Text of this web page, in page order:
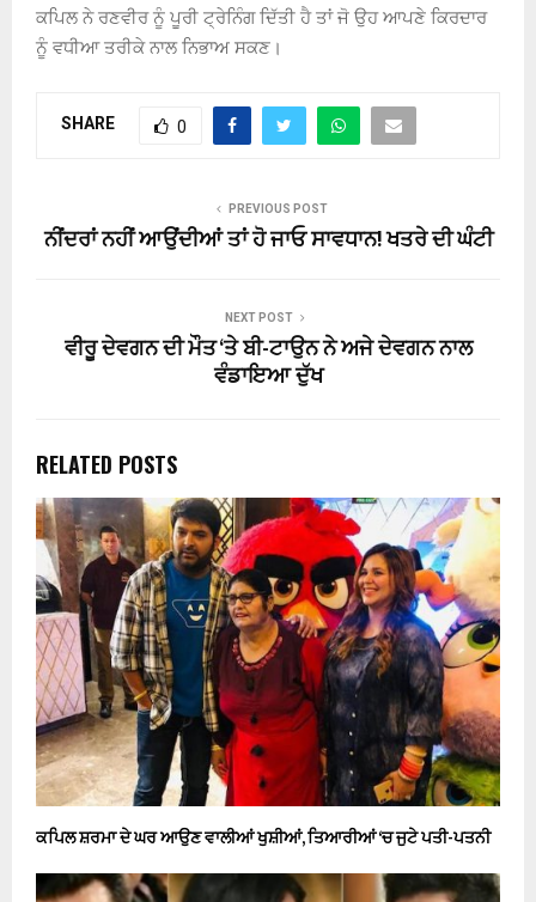
ਕਪਿਲ ਨੇ ਰਣਵੀਰ ਨੂੰ ਪੂਰੀ ਟ੍ਰੇਨਿੰਗ ਦਿੱਤੀ ਹੈ ਤਾਂ ਜੋ ਉਹ ਆਪਣੇ ਕਿਰਦਾਰ
ਨੂੰ ਵਧੀਆ ਤਰੀਕੇ ਨਾਲ ਨਿਭਾਅ ਸਕਣ।
SHARE 0
PREVIOUS POST
ਨੀਂਦਰਾਂ ਨਹੀਂ ਆਉਂਦੀਆਂ ਤਾਂ ਹੋ ਜਾਓ ਸਾਵਧਾਨ! ਖਤਰੇ ਦੀ ਘੰਟੀ
NEXT POST
ਵੀਰੂ ਦੇਵਗਨ ਦੀ ਮੌਤ ‘ਤੇ ਬੀ-ਟਾਉਨ ਨੇ ਅਜੇ ਦੇਵਗਨ ਨਾਲ
ਵੰਡਾਇਆ ਦੁੱਖ
RELATED POSTS
ਕਪਿਲ ਸ਼ਰਮਾ ਦੇ ਘਰ ਆਉਣ ਵਾਲੀਆਂ ਖੁਸ਼ੀਆਂ, ਤਿਆਰੀਆਂ ‘ਚ ਜੁਟੇ ਪਤੀ-ਪਤਨੀ